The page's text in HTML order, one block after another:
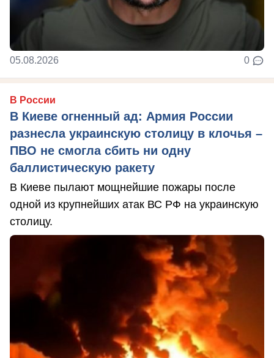
05.08.2026 0
В России
В Киеве огненный ад: Армия России
разнесла украинскую столицу в клочья –
ПВО не смогла сбить ни одну
баллистическую ракету
В Киеве пылают мощнейшие пожары после
одной из крупнейших атак ВС РФ на украинскую
столицу.